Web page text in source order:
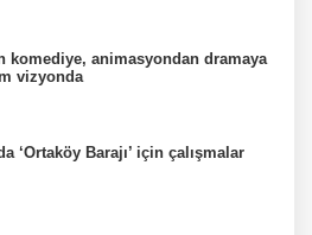
komediye, animasyondan dramaya
vizyonda
‘Ortaköy Barajı’ için çalışmalar